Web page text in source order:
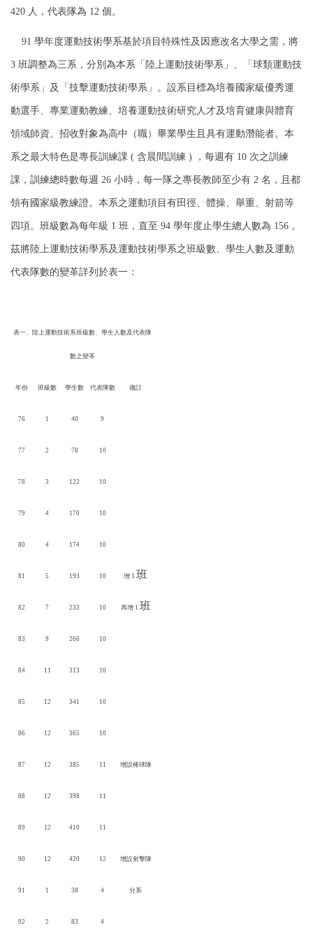
420 人，代表隊為 12 個。
91 學年度運動技術學系基於項目特殊性及因應改名大學之需，將
3 班調整為三系，分別為本系「陸上運動技術學系」、「球類運動技
術學系」及「技擊運動技術學系」。設系目標為培養國家級優秀運
動選手、專業運動教練、培養運動技術研究人才及培育健康與體育
領域師資。招收對象為高中（職）畢業學生且具有運動潛能者。本
系之最大特色是專長訓練課 ( 含晨間訓練 ) ，每週有 10 次之訓練
課，訓練總時數每週 26 小時，每一隊之專長教師至少有 2 名，且都
領有國家級教練證。本系之運動項目有田徑、體操、舉重、射箭等
四項。班級數為每年級 1 班，直至 94 學年度止學生總人數為 156 。
茲將陸上運動技術學系及運動技術學系之班級數、學生人數及運動
代表隊數的變革詳列於表一：
表一、陸上運動技術系班級數、學生人數及代表隊
數之變革
年份 班級數 學生數 代表隊數 備註
76 1 40 9
77 2 78 10
78 3 122 10
79 4 170 10
80 4 174 10
81 5 193 10 增 1 班
82 7 233 10 再增 1 班
83 9 266 10
84 11 313 10
85 12 341 10
86 12 365 10
87 12 385 11 增設棒球隊
88 12 398 11
89 12 410 11
90 12 420 12 增設射擊隊
91 1 38 4 分系
92 2 83 4